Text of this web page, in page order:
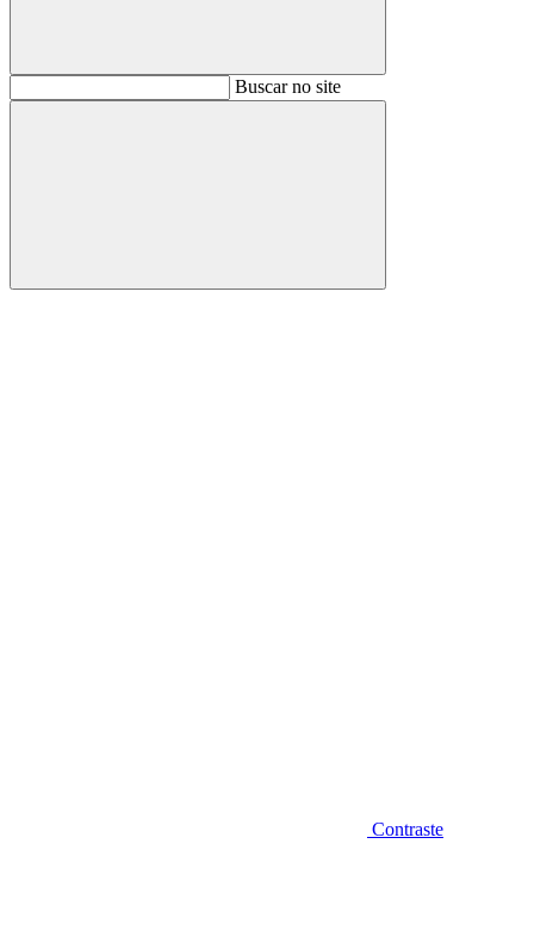
BuscarBuscar no site
Buscar
Contraste